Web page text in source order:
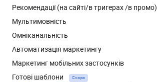
Рекомендації (на сайті/в тригерах /в промо)
Мультимовність
Омніканальність
Автоматизація маркетингу
Маркетинг мобільних застосунків
Готові шаблони
Скоро